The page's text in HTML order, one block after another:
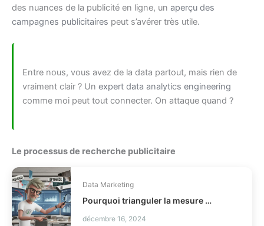
des nuances de la publicité en ligne, un aperçu des
campagnes publicitaires peut s’avérer très utile.
Entre nous, vous avez de la data partout, mais rien de
vraiment clair ? Un expert data analytics engineering
comme moi peut tout connecter. On attaque quand ?
Le processus de recherche publicitaire
Data Marketing
Pourquoi trianguler la mesure marketing ?
décembre 16, 2024